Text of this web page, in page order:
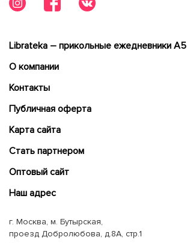
Librateka – прикольные ежедневники А5
О компании
Контакты
Публичная оферта
Карта сайта
Cтать партнером
Оптовый сайт
Наш адрес
г. Москва, м. Бутырская,
проезд Добролюбова, д.8А, стр.1